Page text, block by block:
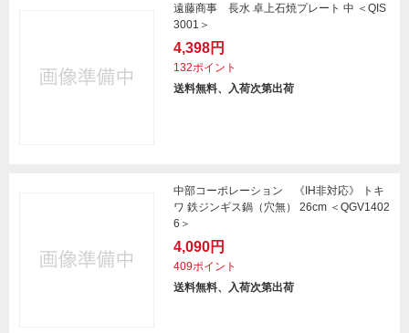
遠藤商事 長水 卓上石焼プレート 中 ＜QIS
3001＞
4,398円
132ポイント
送料無料、入荷次第出荷
中部コーポレーション 《IH非対応》 トキ
ワ 鉄ジンギス鍋（穴無） 26cm ＜QGV1402
6＞
4,090円
409ポイント
送料無料、入荷次第出荷